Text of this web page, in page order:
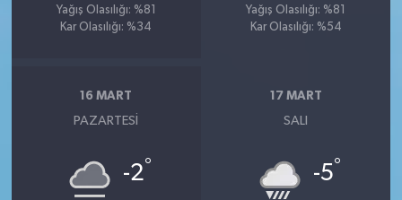
Yağış Olasılığı: %81
Kar Olasılığı: %34
Yağış Olasılığı: %81
Kar Olasılığı: %54
16 MART
PAZARTESI
-2°
17 MART
SALI
-5°